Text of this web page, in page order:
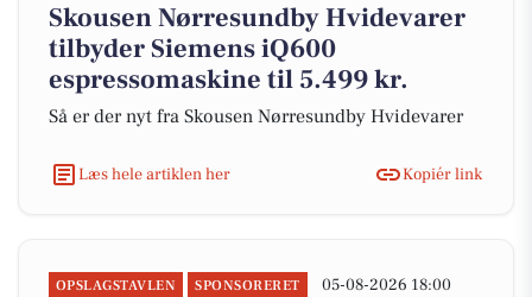
Skousen Nørresundby Hvidevarer
tilbyder Siemens iQ600
espressomaskine til 5.499 kr.
Så er der nyt fra Skousen Nørresundby Hvidevarer
Læs hele artiklen her Kopiér link
OPSLAGSTAVLEN SPONSORERET 05-08-2026 18:00